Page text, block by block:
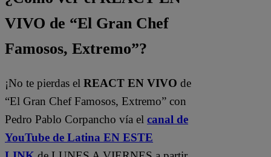
VIVO de “El Gran Chef
Famosos, Extremo”?
¡No te pierdas el REACT EN VIVO de
“El Gran Chef Famosos, Extremo” con
Pedro Pablo Corpancho vía el canal de
YouTube de Latina EN ESTE